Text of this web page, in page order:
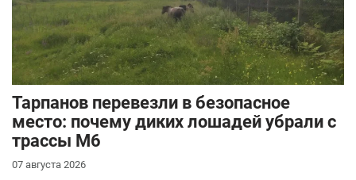
Тарпанов перевезли в безопасное
место: почему диких лошадей убрали с
трассы М6
07 августа 2026